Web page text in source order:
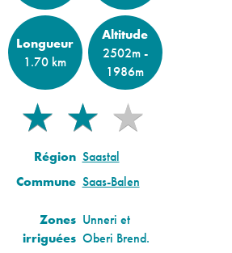
Longueur
1.70 km
Altitude
2502m -
1986m
★ ★
★ ★ ★
Région Saastal
Commune Saas-Balen
Zones
irriguées
Unneri et
Oberi Brend.